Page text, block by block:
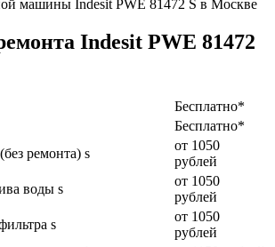
Indesit PWE 81472
Бесплатно*
Бесплатно*
ремонта) s
от 1050
рублей
воды s
от 1050
рублей
s
от 1050
рублей